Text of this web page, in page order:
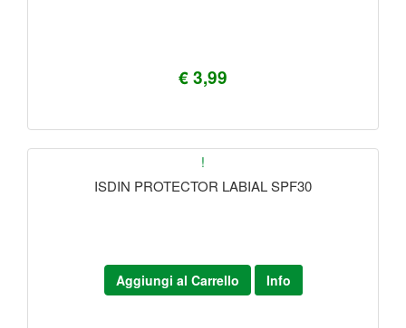
€ 3,99
!
ISDIN PROTECTOR LABIAL SPF30
Aggiungi al Carrello Info